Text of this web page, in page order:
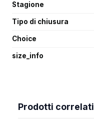
Stagione
Tipo di chiusura
Choice
size_info
Prodotti correlati